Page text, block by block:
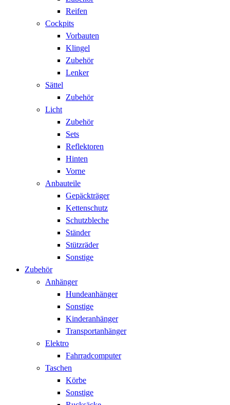
Reifen
Cockpits
Vorbauten
Klingel
Zubehör
Lenker
Sättel
Zubehör
Licht
Zubehör
Sets
Reflektoren
Hinten
Vorne
Anbauteile
Gepäckträger
Kettenschutz
Schutzbleche
Ständer
Stützräder
Sonstige
Zubehör
Anhänger
Hundeanhänger
Sonstige
Kinderanhänger
Transportanhänger
Elektro
Fahrradcomputer
Taschen
Körbe
Sonstige